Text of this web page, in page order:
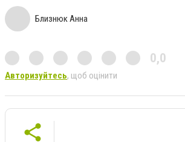
Близнюк Анна
0,0
Авторизуйтесь, щоб оцінити